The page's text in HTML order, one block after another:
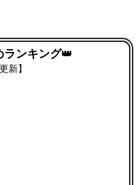
ランキング👑
新】